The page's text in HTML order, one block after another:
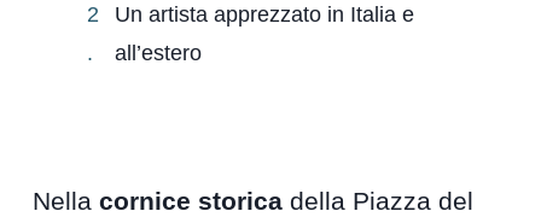
Un artista apprezzato in Italia e
all’estero
Nellacornice storica della Piazza del